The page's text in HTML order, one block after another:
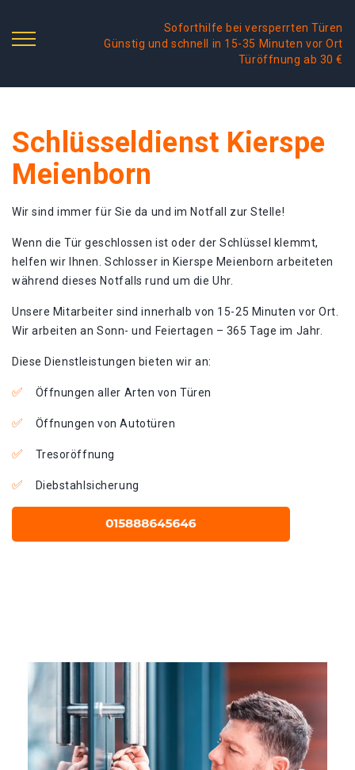
Soforthilfe bei versperrten Türen
Günstig und schnell in 15-35 Minuten vor Ort
Türöffnung ab 30 €
Schlüsseldienst Kierspe
Meienborn
Wir sind immer für Sie da und im Notfall zur Stelle!
Wenn die Tür geschlossen ist oder der Schlüssel klemmt,
helfen wir Ihnen. Schlosser in Kierspe Meienborn arbeiteten
während dieses Notfalls rund um die Uhr.
Unsere Mitarbeiter sind innerhalb von 15-25 Minuten vor Ort.
Wir arbeiten an Sonn- und Feiertagen – 365 Tage im Jahr.
Diese Dienstleistungen bieten wir an:
Öffnungen aller Arten von Türen
Öffnungen von Autotüren
Tresoröffnung
Diebstahlsicherung